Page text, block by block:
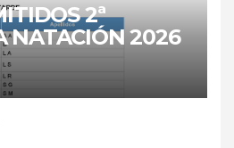
2ª
NATACIÓN 2026